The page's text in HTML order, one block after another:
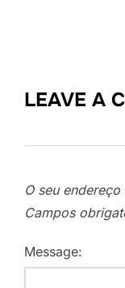
LEAVE A
O seu
Campos
Message: